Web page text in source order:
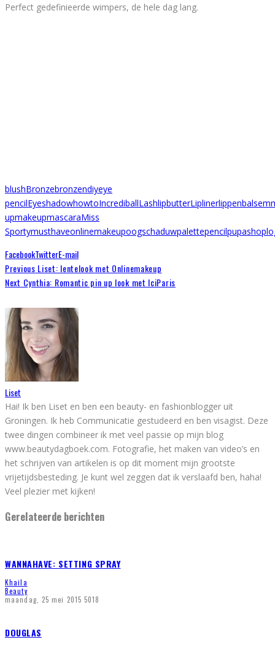
Perfect gedefinieerde wimpers, de hele dag lang.
blushBronzebronzendiyeye
pencilEyeshadowhowtoIncrediballLashlipbutterLiplinerlippenbalsem
upmakeupmascaraMiss
Sportymusthaveonlinemakeupoogschaduwpalettepencilpupa
FacebookTwitterE-mail
Previous Liset: lentelook met Onlinemakeup
Next Cynthia: Romantic pin up look met IciParis
Liset
Hai! Ik ben Liset en ben een beauty- en fashionblogger uit
Groningen. Ik heb Communicatie gestudeerd en ben visagist. Deze
twee dingen combineer ik met veel passie op mijn blog
www.beautydagboek.com. Fotografie, het maken van video’s en
het schrijven van artikelen is op dit moment mijn grootste
vrijetijdsbesteding. Je kunt wel zeggen dat ik verslaafd ben, haha!
Veel plezier met kijken!
Gerelateerde berichten
WANNAHAVE: SETTING SPRAY
Khaila
Beauty
maandag, 25 mei 2015 5018
DOUGLAS